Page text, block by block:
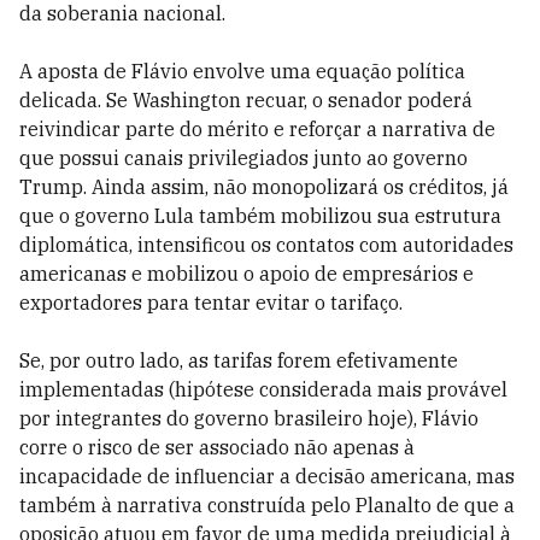
da soberania nacional.
A aposta de Flávio envolve uma equação política
delicada. Se Washington recuar, o senador poderá
reivindicar parte do mérito e reforçar a narrativa de
que possui canais privilegiados junto ao governo
Trump. Ainda assim, não monopolizará os créditos, já
que o governo Lula também mobilizou sua estrutura
diplomática, intensificou os contatos com autoridades
americanas e mobilizou o apoio de empresários e
exportadores para tentar evitar o tarifaço.
Se, por outro lado, as tarifas forem efetivamente
implementadas (hipótese considerada mais provável
por integrantes do governo brasileiro hoje), Flávio
corre o risco de ser associado não apenas à
incapacidade de influenciar a decisão americana, mas
também à narrativa construída pelo Planalto de que a
oposição atuou em favor de uma medida prejudicial à